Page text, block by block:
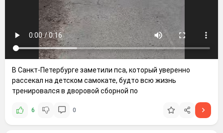
В Санкт-Петербурге заметили пса, который уверенно
рассекал на детском самокате, будто всю жизнь
тренировался в дворовой сборной по
6 0